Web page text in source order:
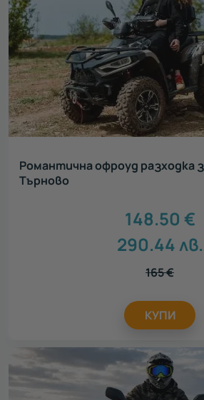
Романтична офроуд разходка
Търново
148.50 €
290.44лв.
165€
КУПИ